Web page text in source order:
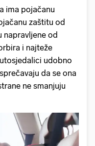
ima pojačanu
zaštitu od
napravljene od
i najteže
udobno
da se ona
ne smanjuju